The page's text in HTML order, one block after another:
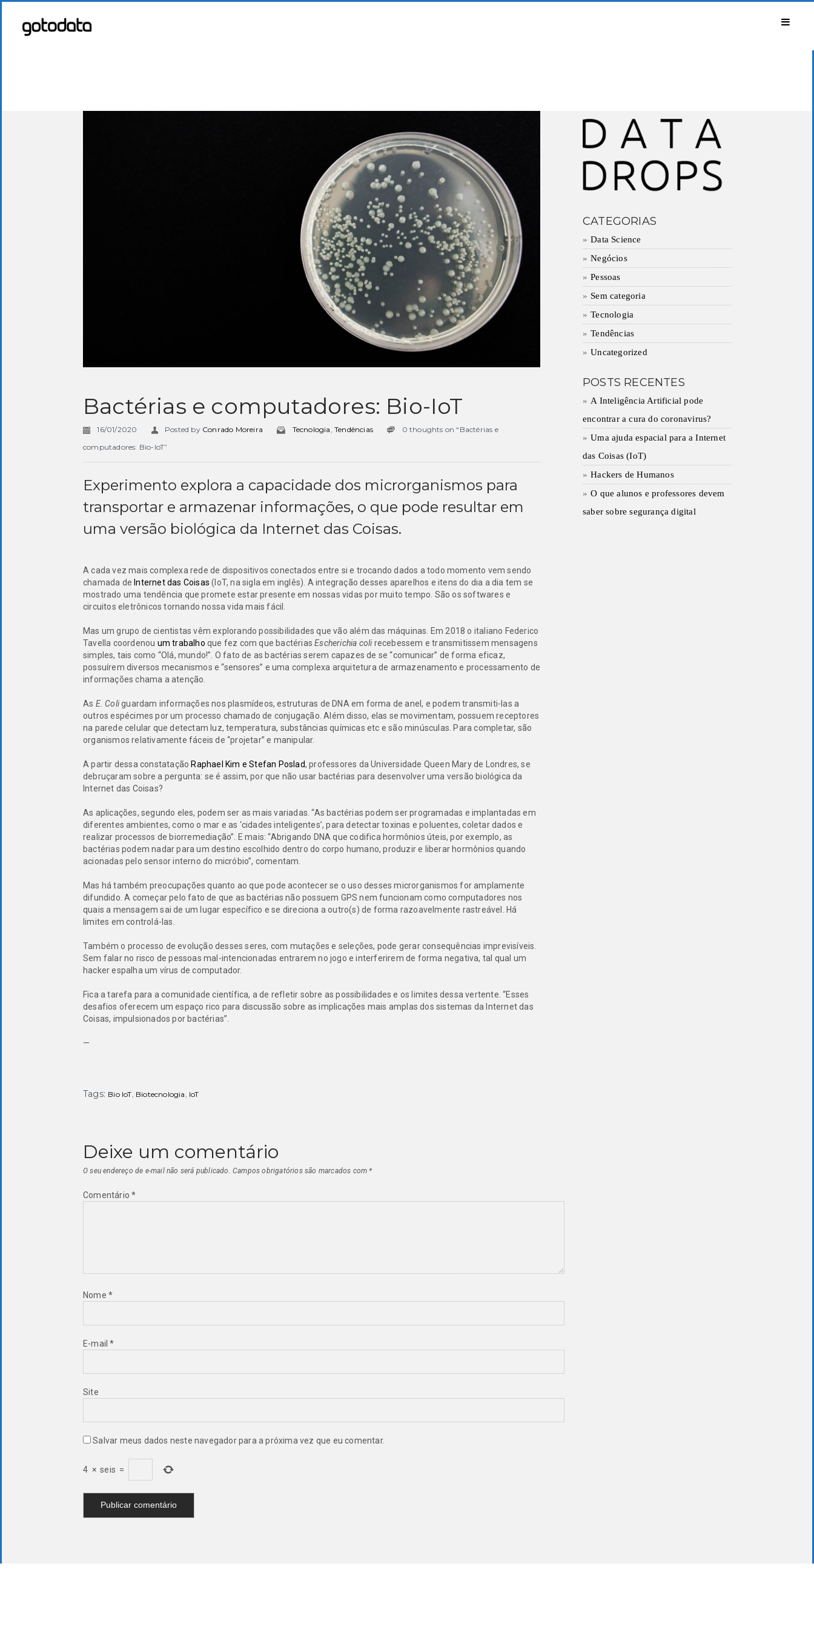
Bactérias e computadores: Bio-IoT
16/01/2020 Posted by Conrado Moreira Tecnologia ,Tendências
0 thoughts on “Bactérias e
computadores: Bio-IoT”
Experimento explora a capacidade dos microrganismos para
transportar e armazenar informações, o que pode resultar em
uma versão biológica da Internet das Coisas.
A cada vez mais complexa rede de dispositivos conectados entre si e trocando dados a todo momento vem sendo
chamada de Internet das Coisas (IoT, na sigla em inglês). A integração desses aparelhos e itens do dia a dia tem se
mostrado uma tendência que promete estar presente em nossas vidas por muito tempo. São os softwares e
circuitos eletrônicos tornando nossa vida mais fácil.
Mas um grupo de cientistas vêm explorando possibilidades que vão além das máquinas. Em 2018 o italiano Federico
Tavella coordenou um trabalho que fez com que bactériasEscherichia colirecebessem e transmitissem mensagens
simples, tais como “Olá, mundo!”. O fato de as bactérias serem capazes de se “comunicar” de forma eficaz,
possuírem diversos mecanismos e “sensores” e uma complexa arquitetura de armazenamento e processamento de
informações chama a atenção.
As E. Coliguardam informações nos plasmídeos, estruturas de DNA em forma de anel, e podem transmiti-las a
outros espécimes por um processo chamado de conjugação. Além disso, elas se movimentam, possuem receptores
na parede celular que detectam luz, temperatura, substâncias químicas etc e são minúsculas. Para completar, são
organismos relativamente fáceis de “projetar” e manipular.
A partir dessa constatação Raphael Kim e Stefan Poslad, professores da Universidade Queen Mary de Londres, se
debruçaram sobre a pergunta: se é assim, por que não usar bactérias para desenvolver uma versão biológica da
Internet das Coisas?
As aplicações, segundo eles, podem ser as mais variadas. “As bactérias podem ser programadas e implantadas em
diferentes ambientes, como o mar e as ‘cidades inteligentes’, para detectar toxinas e poluentes, coletar dados e
realizar processos de biorremediação”. E mais: “Abrigando DNA que codifica hormônios úteis, por exemplo, as
bactérias podem nadar para um destino escolhido dentro do corpo humano, produzir e liberar hormônios quando
acionadas pelo sensor interno do micróbio”, comentam.
Mas há também preocupações quanto ao que pode acontecer se o uso desses microrganismos for amplamente
difundido. A começar pelo fato de que as bactérias não possuem GPS nem funcionam como computadores nos
quais a mensagem sai de um lugar específico e se direciona a outro(s) de forma razoavelmente rastreável. Há
limites em controlá-las.
Também o processo de evolução desses seres, com mutações e seleções, pode gerar consequências imprevisíveis.
Sem falar no risco de pessoas mal-intencionadas entrarem no jogo e interferirem de forma negativa, tal qual um
hacker espalha um vírus de computador.
Fica a tarefa para a comunidade científica, a de refletir sobre as possibilidades e os limites dessa vertente. “Esses
desafios oferecem um espaço rico para discussão sobre as implicações mais amplas dos sistemas da Internet das
Coisas, impulsionados por bactérias”.
—
Tags: Bio IoT Biotecnologia IoT
Deixe um comentário
O seu endereço de e-mail não será publicado. Campos obrigatórios são marcados com *
Comentário*
Nome *
E-mail*
Site
Salvar meus dados neste navegador para a próxima vez que eu comentar.
4 × seis =
CATEGORIAS
Data Science
Negócios
Pessoas
Sem categoria
Tecnologia
Tendências
Uncategorized
POSTS RECENTES
A Inteligência Artificial pode
encontrar a cura do coronavirus?
Uma ajuda espacial para a Internet
das Coisas (IoT)
Hackers de Humanos
O que alunos e professores devem
saber sobre segurança digital